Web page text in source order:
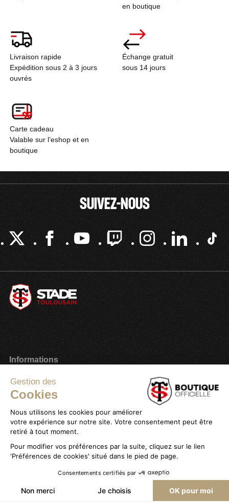
Gestion des
Cookies
Nous utilisons les cookies pour améliorer
votre expérience sur notre site. Votre consentement peut être
retiré à tout moment.
Pour modifier vos préférences par la suite, cliquez sur le lien
'Préférences de cookies' situé dans le pied de page.
Consentements certifiés par
Non merci Je choisis OK pour moi
AJOUTER AU PANIER
en boutique
Livraison rapide
Expédition sous 2 à 3 jours
ouvrés
Échange gratuit
sous 14 jours
Carte cadeau
Valable sur l’eshop et en
boutique
SUIVEZ-NOUS
Informations
Paiement sécurisé
Plan du site
Mon compte
Service client
Livraison & Retours
Stade Toulousain
Promotions
Carte cadeau
Tenues Officielles Nike